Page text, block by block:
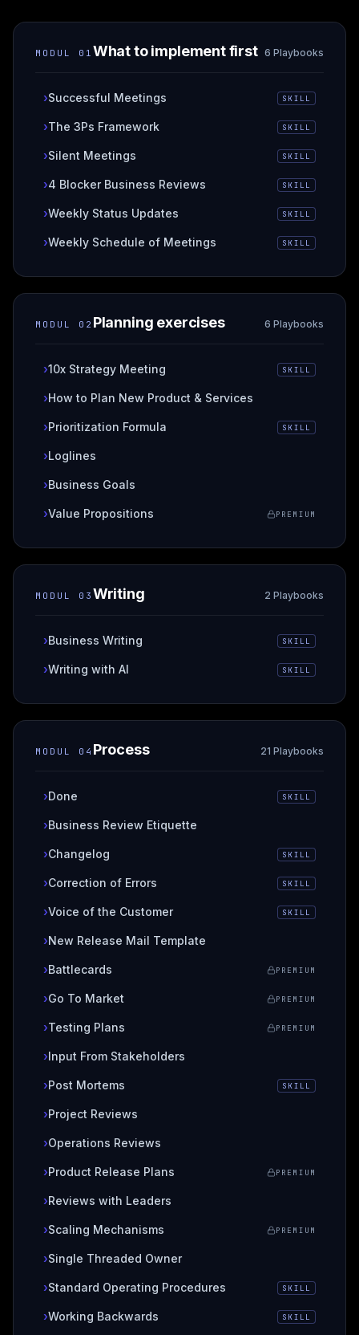
MODUL 01 What to implement first 6 Playbooks
›Successful Meetings SKILL
›The 3Ps Framework SKILL
›Silent Meetings SKILL
›4 Blocker Business Reviews SKILL
›Weekly Status Updates SKILL
›Weekly Schedule of Meetings SKILL
MODUL 02 Planning exercises 6 Playbooks
›10x Strategy Meeting SKILL
›How to Plan New Product & Services
›Prioritization Formula SKILL
›Loglines
›Business Goals
›Value Propositions PREMIUM
MODUL 03 Writing 2 Playbooks
›Business Writing SKILL
›Writing with AI SKILL
MODUL 04 Process 21 Playbooks
›Done SKILL
›Business Review Etiquette
›Changelog SKILL
›Correction of Errors SKILL
›Voice of the Customer SKILL
›New Release Mail Template
›Battlecards PREMIUM
›Go To Market PREMIUM
›Testing Plans PREMIUM
›Input From Stakeholders
›Post Mortems SKILL
›Project Reviews
›Operations Reviews
›Product Release Plans PREMIUM
›Reviews with Leaders
›Scaling Mechanisms PREMIUM
›Single Threaded Owner
›Standard Operating Procedures SKILL
›Working Backwards SKILL